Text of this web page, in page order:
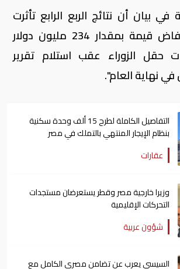
بيان أن نتائج الربع الرابع تأثرت
بمخصصات "انخفاض قيمة بمقدار 234 مليون دولار
حقل الزوراء عقب استلام تقرير
في نهاية العام".
التفاصيل الكاملة لطرح 15 ألف وحدة سكنية
بنظام الإيجار المنتهي بالتملك في مصر
عقارات
وزيرا خارجية مصر وقطر يستعرضان مستجدات
التحركات الإقليمية
شؤون عربية
السيسي يعرب عن تضامن مصري الكامل مع